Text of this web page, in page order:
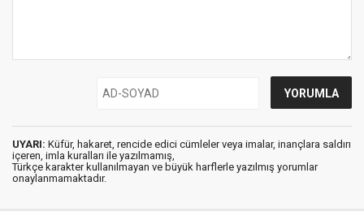
UYARI: Küfür, hakaret, rencide edici cümleler veya imalar, inançlara saldırı
içeren, imla kuralları ile yazılmamış,
Türkçe karakter kullanılmayan ve büyük harflerle yazılmış yorumlar
onaylanmamaktadır.